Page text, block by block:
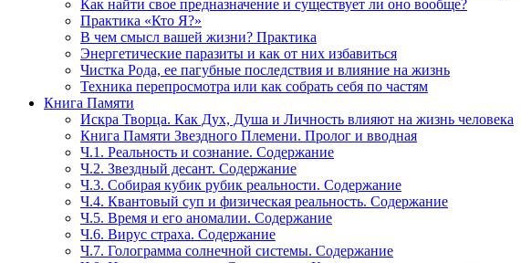
Как найти свое предназначение и существует ли оно вообще?
Практика «Кто Я?»
В чем смысл вашей жизни? Практика
Энергетические паразиты и как от них избавиться
Чистка Рода, ее пагубные последствия и влияние на жизнь
Техника перепросмотра или как собрать себя по частям
Книга Памяти
Искра Творца. Как Дух, Душа и Личность влияют на жизнь человека
Книга Памяти Звездного Племени. Пролог и вводная
Ч.1. Реальность и сознание. Содержание
Ч.2. Звездный десант. Содержание
Ч.3. Собирая кубик рубик реальности. Содержание
Ч.4. Квантовый суп и физическая реальность. Содержание
Ч.5. Время и его аномалии. Содержание
Ч.6. Вирус страха. Содержание
Ч.7. Голограмма солнечной системы. Содержание